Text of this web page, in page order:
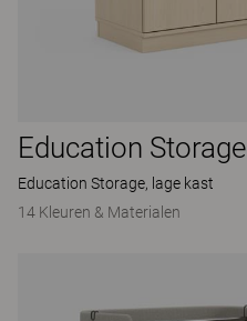
Education Storage
Education Storage, lage kast
14 Kleuren & Materialen